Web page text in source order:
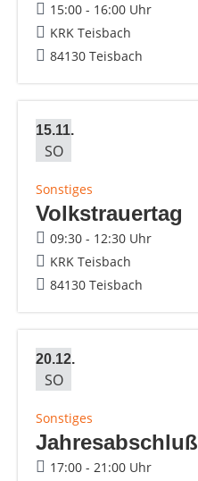
15:00 - 16:00 Uhr
KRK Teisbach
84130 Teisbach
15.11.
SO
Sonstiges
Volkstrauertag
09:30 - 12:30 Uhr
KRK Teisbach
84130 Teisbach
20.12.
SO
Sonstiges
Jahresabschluß
17:00 - 21:00 Uhr